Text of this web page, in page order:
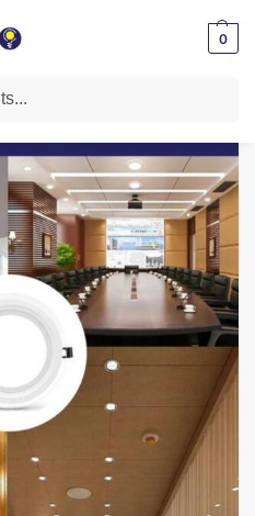
0
Spot led en verre